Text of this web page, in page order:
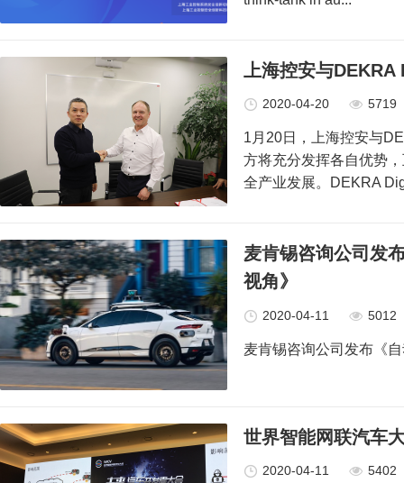
上海控安与
2020-04-20 5719
1月20日，上海控安与
方将充分发挥各自优势
全产业发展。DEKRA
麦肯锡咨询公司发
视角》
2020-04-11 5012
麦肯锡咨询公司发布《
世界智能网联汽车
2020-04-11 5402